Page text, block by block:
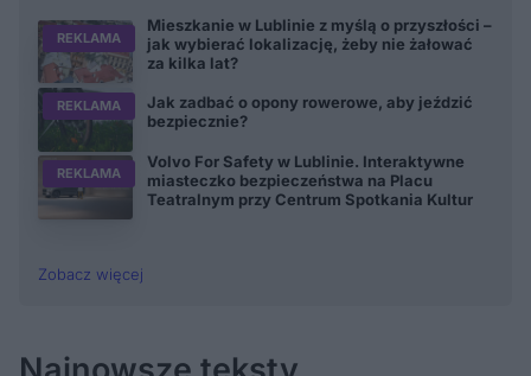
REKLAMA
Mieszkanie w Lublinie z myślą o przyszłości –
jak wybierać lokalizację, żeby nie żałować
za kilka lat?
REKLAMA
Jak zadbać o opony rowerowe, aby jeździć
bezpiecznie?
REKLAMA
Volvo For Safety w Lublinie. Interaktywne
miasteczko bezpieczeństwa na Placu
Teatralnym przy Centrum Spotkania Kultur
Zobacz więcej